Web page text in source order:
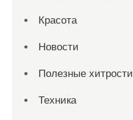
Красота
Новости
Полезные хитрости
Техника